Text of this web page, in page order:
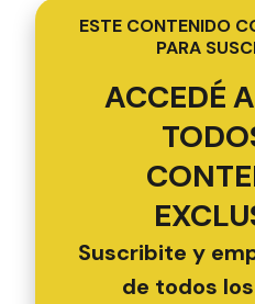
ESTE CONTENIDO
PARA
ACCEDÉ
Suscribite y
de todos